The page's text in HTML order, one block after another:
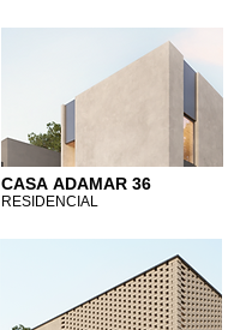
CASA ADAMAR 36
RESIDENCIAL